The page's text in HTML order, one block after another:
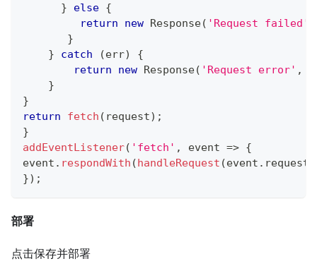
}
else {
return
new Response( 'Request failed'
}
}
catch (err)
{
return
new Response( 'Request error' ,
}
}
return
fetch ( request) ;
}
addEventListener( 'fetch' , event => {
event . respondWith (handleRequest (event . request
}) ;
部署
点击保存并部署